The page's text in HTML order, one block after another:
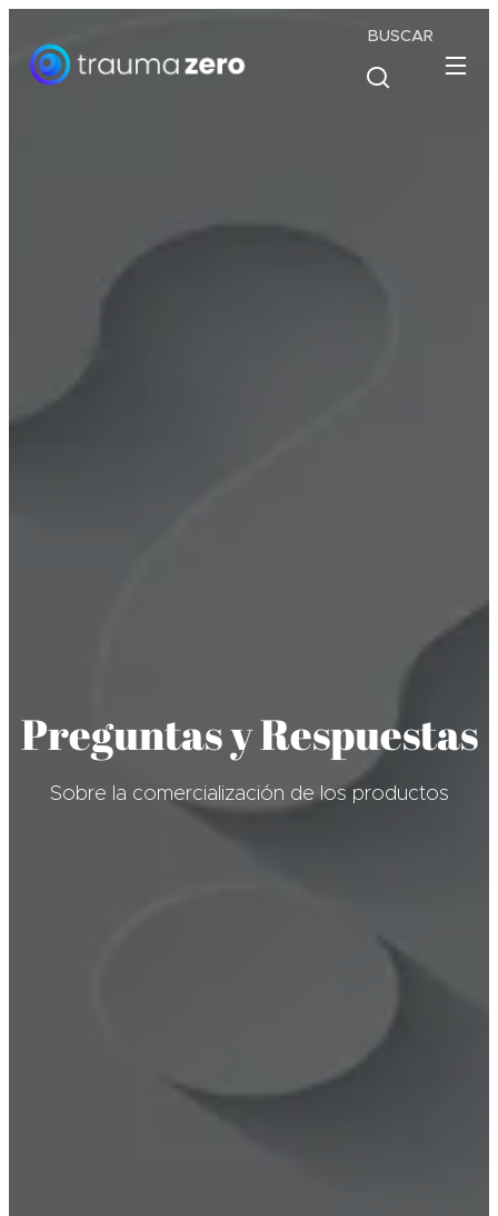
BUSCAR
Preguntas y Respuestas
Sobre la comercialización de los productos